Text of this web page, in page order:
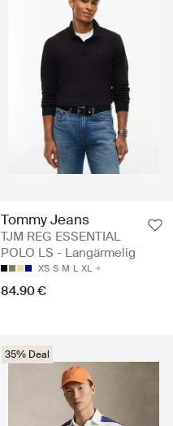
Tommy Jeans
TJM REG ESSENTIAL
POLO LS - Langärmelig
XS S M L XL
84.90 €
35% Deal